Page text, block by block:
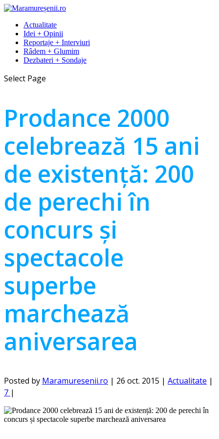
Actualitate
Idei + Opinii
Reportaje + Interviuri
Râdem + Glumim
Dezbateri + Sondaje
Select Page
Prodance 2000
celebrează 15 ani
de existență: 200
de perechi în
concurs și
spectacole
superbe
marchează
aniversarea
Posted by Maramuresenii.ro | 26 oct. 2015 | Actualitate |
7 |